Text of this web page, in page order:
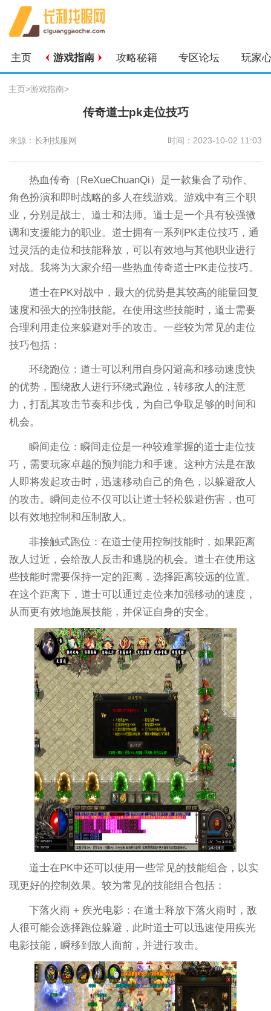
主页 游戏指南 攻略秘籍 专区论坛 玩家
主页>游戏指南>
传奇道士pk走位技巧
来源：长利找服网 时间：2023-10-02 11:03
热血传奇（ReXueChuanQi）是一款集合了动作、
角色扮演和即时战略的多人在线游戏。游戏中有三个职
业，分别是战士、道士和法师。道士是一个具有较强微
调和支援能力的职业。道士拥有一系列PK走位技巧，通
过灵活的走位和技能释放，可以有效地与其他职业进行
对战。我将为大家介绍一些热血传奇道士PK走位技巧。
道士在PK对战中，最大的优势是其较高的能量回复
速度和强大的控制技能。在使用这些技能时，道士需要
合理利用走位来躲避对手的攻击。一些较为常见的走位
技巧包括：
环绕跑位：道士可以利用自身闪避高和移动速度快
的优势，围绕敌人进行环绕式跑位，转移敌人的注意
力，打乱其攻击节奏和步伐，为自己争取足够的时间和
机会。
瞬间走位：瞬间走位是一种较难掌握的道士走位技
巧，需要玩家卓越的预判能力和手速。这种方法是在敌
人即将发起攻击时，迅速移动自己的角色，以躲避敌人
的攻击。瞬间走位不仅可以让道士轻松躲避伤害，也可
以有效地控制和压制敌人。
非接触式跑位：在道士使用控制技能时，如果距离
敌人过近，会给敌人反击和逃脱的机会。道士在使用这
些技能时需要保持一定的距离，选择距离较远的位置。
在这个距离下，道士可以通过走位来加强移动的速度，
从而更有效地施展技能，并保证自身的安全。
道士在PK中还可以使用一些常见的技能组合，以实
现更好的控制效果。较为常见的技能组合包括：
下落火雨 + 疾光电影：在道士释放下落火雨时，敌
人很可能会选择跑位躲避，此时道士可以迅速使用疾光
电影技能，瞬移到敌人面前，并进行攻击。